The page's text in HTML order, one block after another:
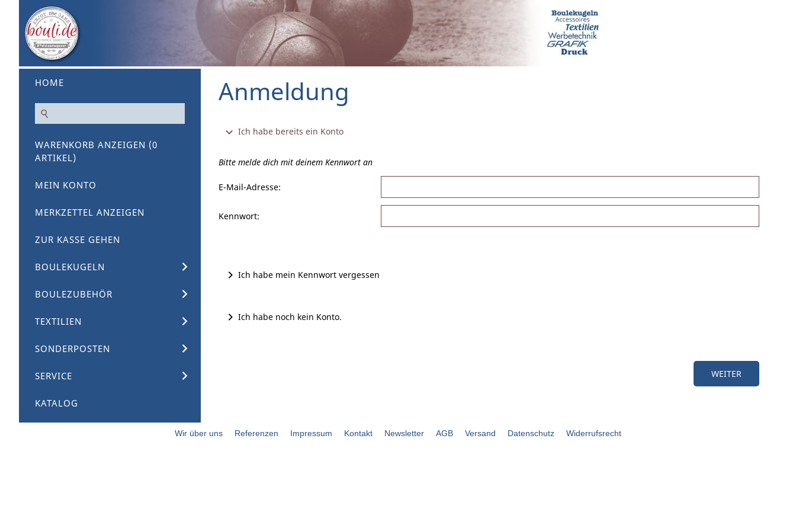
HOME
WARENKORB ANZEIGEN (0
ARTIKEL)
MEIN KONTO
MERKZETTEL ANZEIGEN
ZUR KASSE GEHEN
BOULEKUGELN
BOULEZUBEHÖR
TEXTILIEN
SONDERPOSTEN
SERVICE
KATALOG
Anmeldung
Ich habe bereits ein Konto
Bitte melde dich mit deinem Kennwort an
E-Mail-Adresse:
Kennwort:
Ich habe mein Kennwort vergessen
Ich habe noch kein Konto.
Wir über uns Referenzen Impressum Kontakt Newsletter AGB Versand Datenschutz Widerrufsrecht